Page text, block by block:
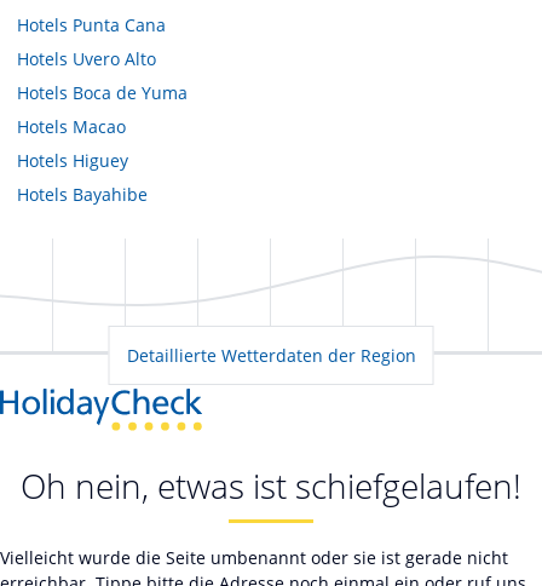
Hotels Punta Cana
Hotels Uvero Alto
Hotels Boca de Yuma
Hotels Macao
Hotels Higuey
Hotels Bayahibe
Detaillierte Wetterdaten der Region
Oh nein, etwas ist schiefgelaufen!
Vielleicht wurde die Seite umbenannt oder sie ist gerade nicht